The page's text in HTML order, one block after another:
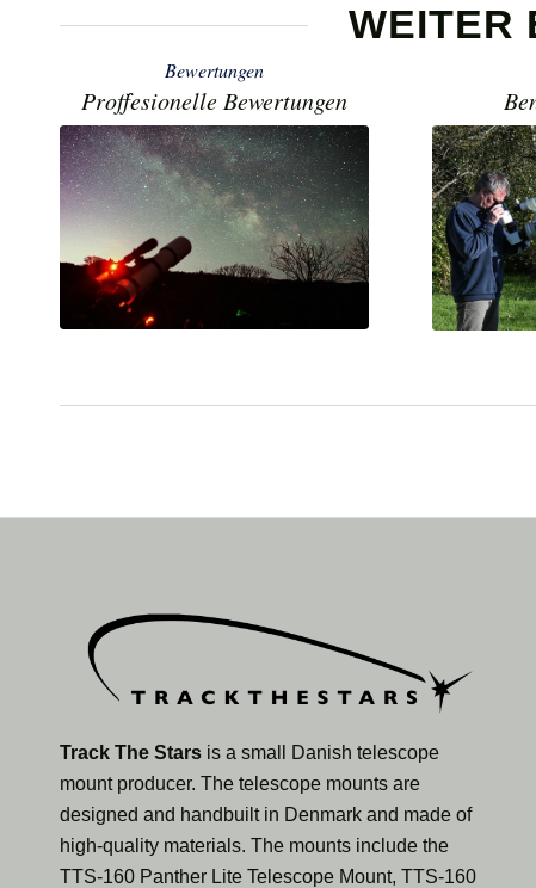
WEITER
Bewertungen
Proffesionelle Bewertungen
Track The Stars is a small Danish telescope
mount producer. The telescope mounts are
designed and handbuilt in Denmark and made of
high-quality materials. The mounts include the
TTS-160 Panther Lite Telescope Mount, TTS-160